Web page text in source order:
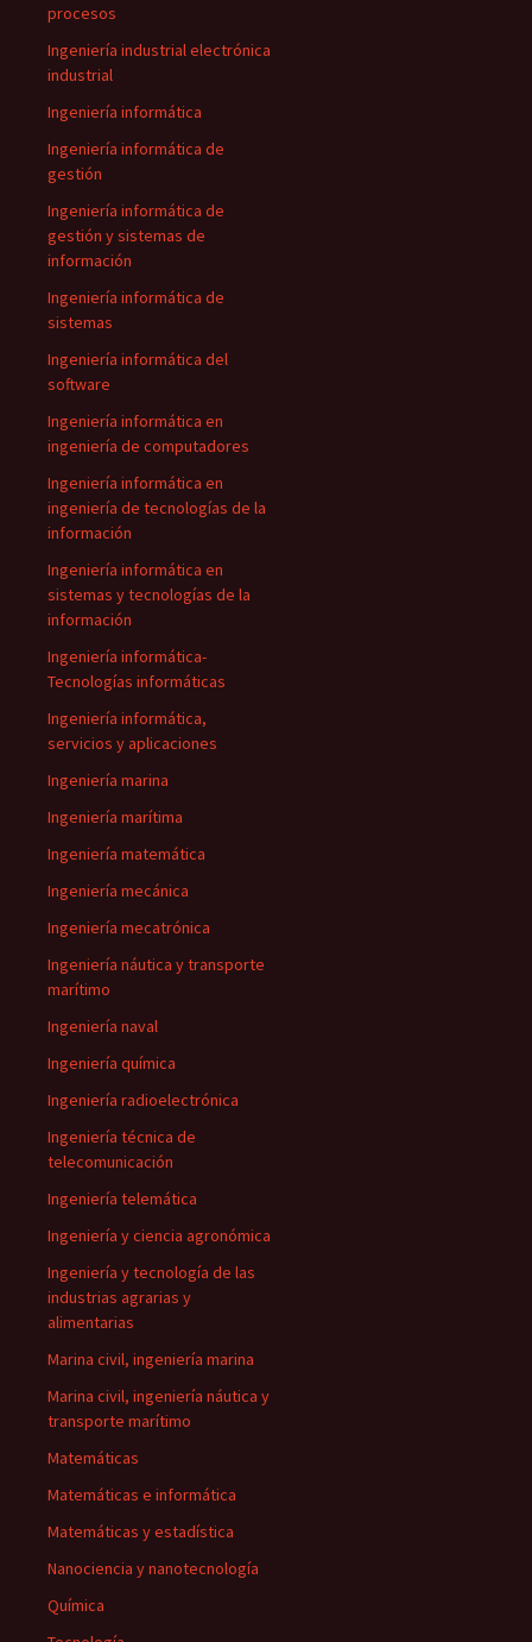
procesos
Ingeniería industrial electrónica
industrial
Ingeniería informática
Ingeniería informática de
gestión
Ingeniería informática de
gestión y sistemas de
información
Ingeniería informática de
sistemas
Ingeniería informática del
software
Ingeniería informática en
ingeniería de computadores
Ingeniería informática en
ingeniería de tecnologías de la
información
Ingeniería informática en
sistemas y tecnologías de la
información
Ingeniería informática-
Tecnologías informáticas
Ingeniería informática,
servicios y aplicaciones
Ingeniería marina
Ingeniería marítima
Ingeniería matemática
Ingeniería mecánica
Ingeniería mecatrónica
Ingeniería náutica y transporte
marítimo
Ingeniería naval
Ingeniería química
Ingeniería radioelectrónica
Ingeniería técnica de
telecomunicación
Ingeniería telemática
Ingeniería y ciencia agronómica
Ingeniería y tecnología de las
industrias agrarias y
alimentarias
Marina civil, ingeniería marina
Marina civil, ingeniería náutica y
transporte marítimo
Matemáticas
Matemáticas e informática
Matemáticas y estadística
Nanociencia y nanotecnología
Química